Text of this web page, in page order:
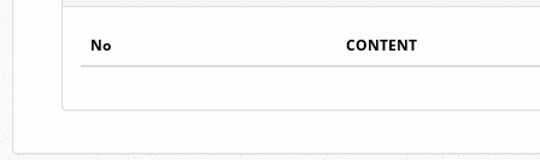
No CONTENT